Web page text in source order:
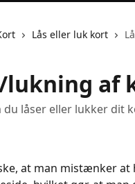
Lås eller luk kort
lukning af
du låser eller lukker dit
at man mistænker